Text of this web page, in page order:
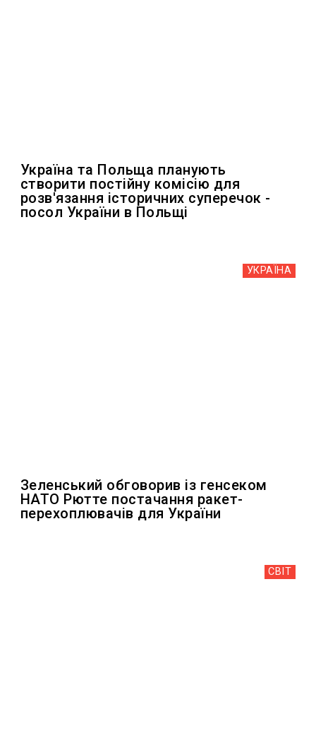
Україна та Польща планують
створити постійну комісію для
розв'язання історичних суперечок -
посол України в Польщі
УКРАЇНА
Зеленський обговорив із генсеком
НАТО Рютте постачання ракет-
перехоплювачів для України
СВІТ